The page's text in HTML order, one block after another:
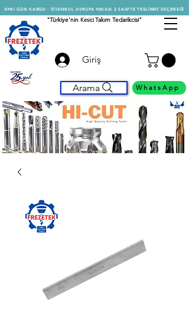
AYNI GÜN KARGO - İSTANBUL AVRUPA YAKASI 2 SAATTE TESLİMAT SEÇENEĞİ
"Türkiye'nin KesiciTakım Tedarikcisi"
Giriş
Arama WhatsApp